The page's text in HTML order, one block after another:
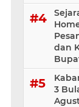
dan
3